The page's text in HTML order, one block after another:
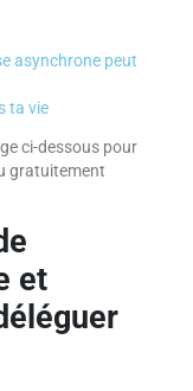
asynchrone peut
ta vie
ci-dessous pour
gratuitement
et